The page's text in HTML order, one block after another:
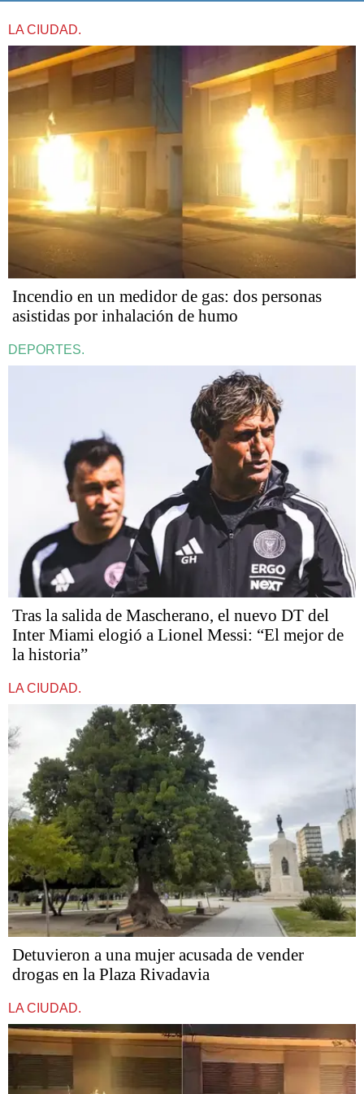
LA CIUDAD.
Incendio en un medidor de gas: dos personas
asistidas por inhalación de humo
DEPORTES.
Tras la salida de Mascherano, el nuevo DT del
Inter Miami elogió a Lionel Messi: “El mejor de
la historia”
LA CIUDAD.
Detuvieron a una mujer acusada de vender
drogas en la Plaza Rivadavia
LA CIUDAD.